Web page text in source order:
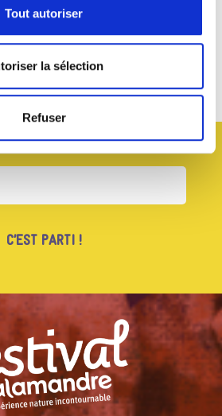
Tout autoriser
la sélection
Refuser
Haut de page
LA NEWSLETTER !